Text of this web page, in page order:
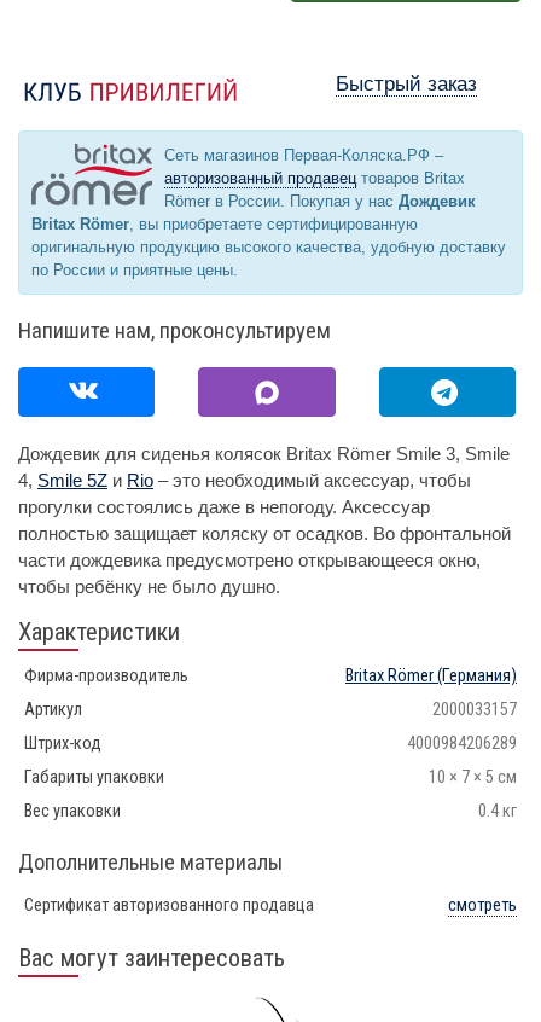
Быстрый заказ
Сеть магазинов Первая-Коляска.РФ –
авторизованный продавецтоваров Britax
Römer в России. Покупая у нас Дождевик
Britax Römer, вы приобретаете сертифицированную
оригинальную продукцию высокого качества, удобную доставку
по России и приятные цены.
Напишите нам, проконсультируем
Дождевик для сиденья колясок Britax Römer Smile 3, Smile
4, Smile 5Z и Rio – это необходимый аксессуар, чтобы
прогулки состоялись даже в непогоду. Аксессуар
полностью защищает коляску от осадков. Во фронтальной
части дождевика предусмотрено открывающееся окно,
чтобы ребёнку не было душно.
Характеристики
Фирма-производитель Britax Römer(Германия)
Артикул
2000033157
Штрих-код
4000984206289
Габариты упаковки
10 × 7 × 5 см
Вес упаковки
0.4 кг
Дополнительные материалы
Сертификат авторизованного продавца смотреть
Вас могут заинтересовать